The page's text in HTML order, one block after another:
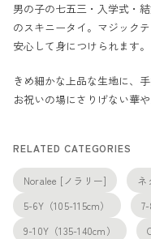
男の子の七五三・入学式・
のスキニータイ。マジック
安心して身につけられます。
きめ細かな上品な生地に、
お祝いの場にさりげない華
RELATED CATEGORIES
Noralee [ノラリー] ネ
5-6Y（105-115cm）
9-10Y（135-140cm）